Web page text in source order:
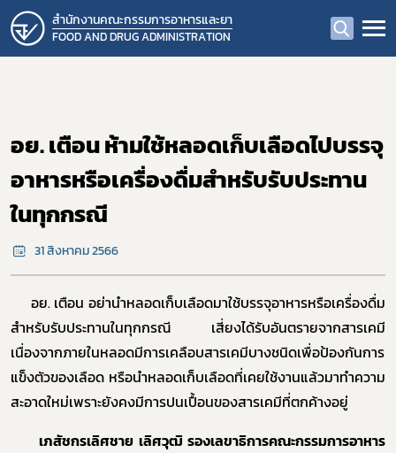
สำนักงานคณะกรรมการอาหารและยา
FOOD AND DRUG ADMINISTRATION
อย. เตือน ห้ามใช้หลอดเก็บเลือดไปบรรจุ
อาหารหรือเครื่องดื่มสำหรับรับประทาน
ในทุกกรณี
31 สิงหาคม 2566
อย. เตือน อย่านำหลอดเก็บเลือดมาใช้บรรจุอาหารหรือเครื่องดื่ม
สำหรับรับประทานในทุกกรณี เสี่ยงได้รับอันตรายจากสารเคมี
เนื่องจากภายในหลอดมีการเคลือบสารเคมีบางชนิดเพื่อป้องกันการ
แข็งตัวของเลือด หรือนำหลอดเก็บเลือดที่เคยใช้งานแล้วมาทำความ
สะอาดใหม่เพราะยังคงมีการปนเปื้อนของสารเคมีที่ตกค้างอยู่
เภสัชกรเลิศชาย เลิศวุฒิ รองเลขาธิการคณะกรรมการอาหาร